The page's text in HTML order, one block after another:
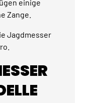
einige
Zange.
Jagdmesser